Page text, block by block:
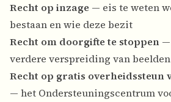
Recht op inzage — eis te weten
bestaan en wie deze bezit
Recht om doorgifte te stoppen
verdere verspreiding van beelden
Recht op gratis
— het Ondersteuningscentrum